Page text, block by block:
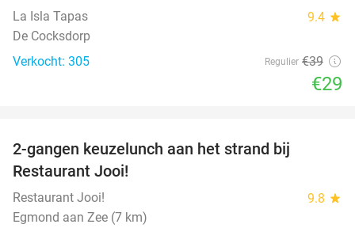
La Isla Tapas 9.4 star
De Cocksdorp
Verkocht: 305
Regulier €39
€29
2-gangen keuzelunch aan het strand bij
Restaurant Jooi!
Restaurant Jooi! 9.8 star
Egmond aan Zee (7 km)